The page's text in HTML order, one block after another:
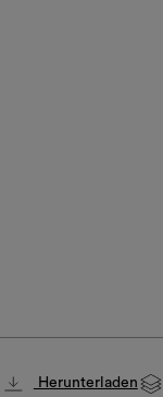
Herunterladen